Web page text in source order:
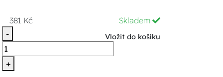
381 Kč
Skladem
-
+
Vložit do košíku